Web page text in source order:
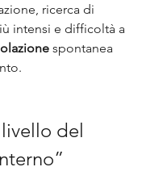
ricerca di
intensi e difficoltà a
spontanea
del